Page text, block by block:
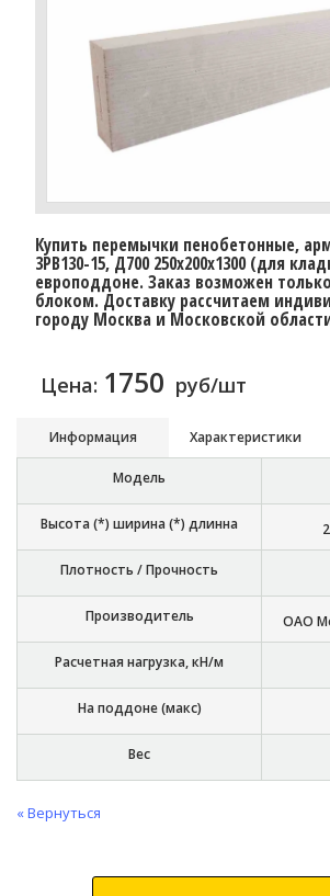
Купить перемычки пенобетонные,
3PB130-15, Д700 250х200х1300 (для
европоддоне. Заказ возможен
блоком. Доставку расcчитаем
городу Москва и Московской
Цена: 1750 руб/шт
Информация Характеристики
Модель
Высота (*) ширина (*) длинна
Плотность / Прочность
Производитель ОАО
Расчетная нагрузка, кН/м
На поддоне (макс)
Вес
« Вернуться